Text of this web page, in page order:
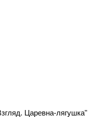
Царевна-лягушка"